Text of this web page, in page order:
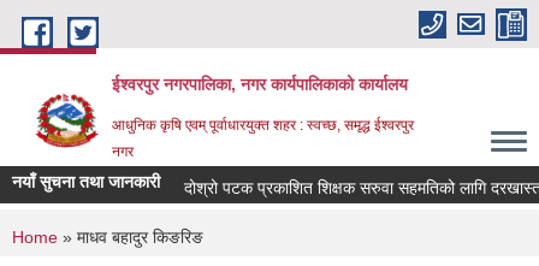
Skip to main content
ईश्वरपुर नगरपालिका, नगर कार्यपालिकाको कार्यालय
आधुनिक कृषि एवम् पूर्वाधारयुक्त शहर : स्वच्छ, समृद्ध ईश्वरपुर
नगर
नयाँ सुचना तथा जानकारीदोश्रो पटक प्रकाशित शिक्षक सरुवा सहमतिको लागि दरखास्त
You are here
Home » माधव बहादुर किङरिङ